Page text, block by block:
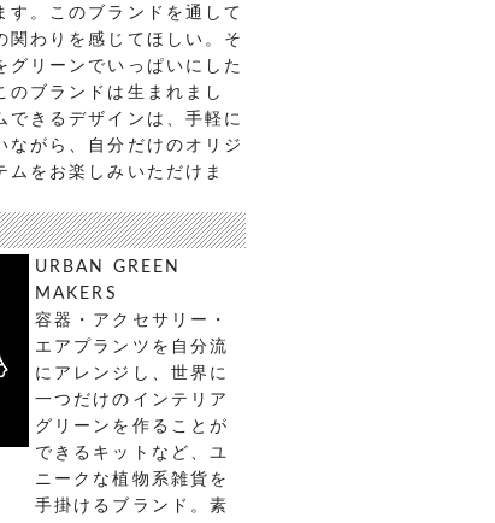
す。このブランドを通して
関わりを感じてほしい。そ
グリーンでいっぱいにした
のブランドは生まれまし
できるデザインは、手軽に
ながら、自分だけのオリジ
ムをお楽しみいただけま
URBAN GREEN
MAKERS
容器・アクセサリー・
エアプランツを自分流
にアレンジし、世界に
一つだけのインテリア
グリーンを作ることが
できるキットなど、ユ
ニークな植物系雑貨を
手掛けるブランド。素